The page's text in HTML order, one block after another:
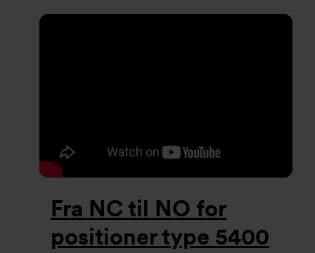
Fra NC til NO for
positioner type 5400